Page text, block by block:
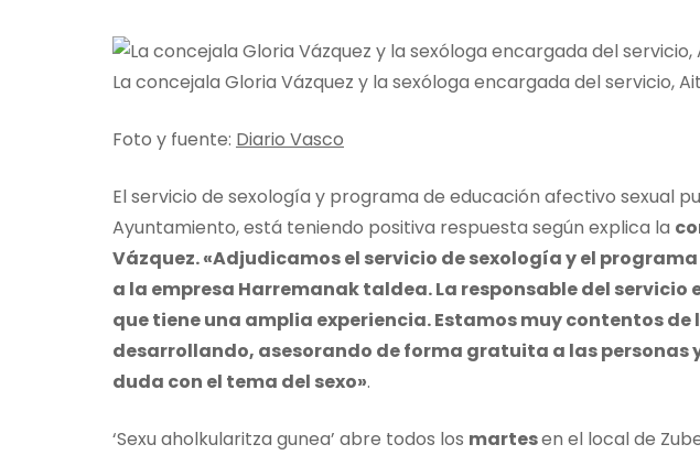
La concejala Gloria Vázquez y la sexóloga encargada del servicio,
Foto y fuente: Diario Vasco
El servicio de sexología y programa de educación afectivo sexual
Ayuntamiento, está teniendo positiva respuesta según explica la
Vázquez. «Adjudicamos el servicio de sexología y el
a la empresa Harremanak taldea. La responsable del servicio
que tiene una amplia experiencia. Estamos muy contentos de
desarrollando, asesorando de forma gratuita a las personas
duda con el tema del sexo».
‘Sexu aholkularitza gunea’ abre todos los martesen el local de